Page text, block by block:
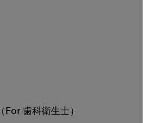
（For 歯科衛生士）